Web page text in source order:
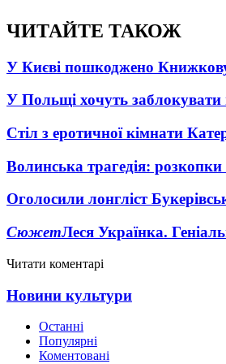
ЧИТАЙТЕ ТАКОЖ
У Києві пошкоджено
У Польщі хочуть заблокувати
Стіл з еротичної кімнати
Волинська трагедія:
Оголосили лонгліст
СюжетЛеся Українка.
Читати коментарі
Новини культури
Останні
Популярні
Коментовані